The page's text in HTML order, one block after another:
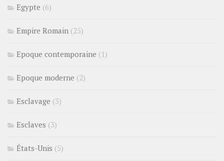
Egypte (6)
Empire Romain (25)
Epoque contemporaine (1)
Epoque moderne (2)
Esclavage (3)
Esclaves (3)
États-Unis (5)